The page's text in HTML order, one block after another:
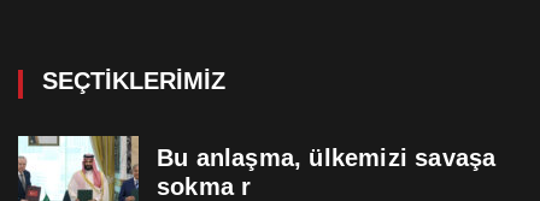
SEÇTIKLERIMIZ
Bu anlaşma, ülkemizi savaşa
sokma r